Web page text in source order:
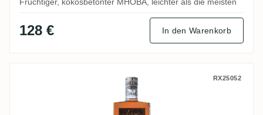
Fruchtiger, kokosbetonter MHOBA, leichter als die meisten
128 € In den Warenkorb
MHOBA Satara Horizon RX25052